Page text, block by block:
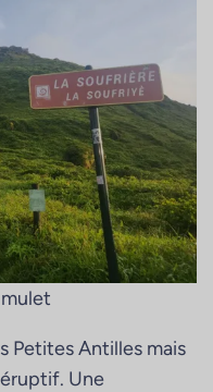
Petites Antilles mais
Une